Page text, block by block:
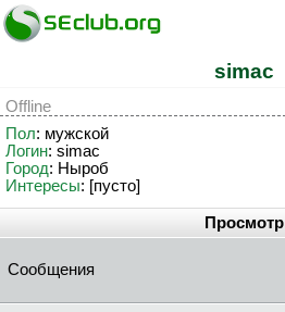
simac
Offline
Пол: мужской
Логин: simac
Город: Ныроб
Интересы: [пусто]
Просмотр
Сообщения